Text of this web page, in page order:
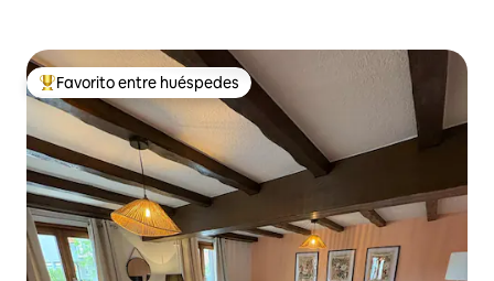
De los mejores en Favorito entre huéspedes
Favorito entre huéspedes